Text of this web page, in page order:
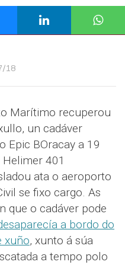
18
Marítimo recuperou
un cadáver
Epic BOracay a 19
401
ata o aeroporto
se fixo cargo. As
que o cadáver pode
a bordo do
xuño, xunto á súa
a tempo polo